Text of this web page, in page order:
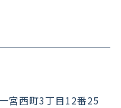
宮西町3丁目12番25